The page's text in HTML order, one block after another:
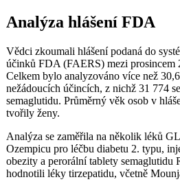
Analýza hlášení FDA
Vědci zkoumali hlášení podaná do
účinků FDA (FAERS) mezi prosincem
Celkem bylo analyzováno více než
nežádoucích účincích, z nichž 31 774
semaglutidu. Průměrný věk osob v
tvořily ženy.
Analýza se zaměřila na několik léků
Ozempicu pro léčbu diabetu 2. typu,
obezity a perorální tablety semaglutidu
hodnotili léky tirzepatidu, včetně